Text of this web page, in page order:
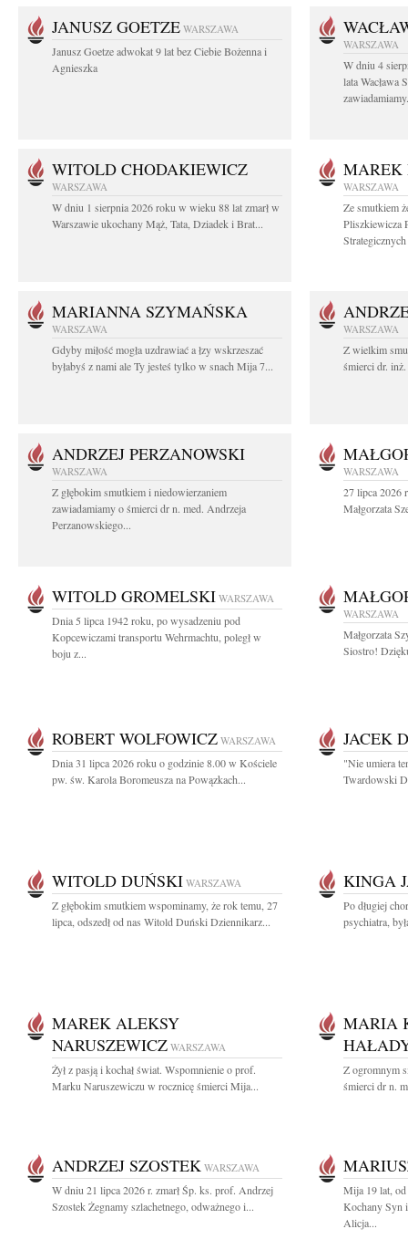
JANUSZ GOETZE WARSZAWA
Janusz Goetze adwokat 9 lat bez Ciebie Bożenna i
Agnieszka
WARSZAWA
W dniu 4
lata Wacława
WITOLD CHODAKIEWICZ
WARSZAWA
W dniu 1 sierpnia 2026 roku w wieku 88 lat zmarł w
Warszawie ukochany Mąż, Tata, Dziadek i Brat...
MAREK
WARSZAWA
Ze smutkiem
Pliszkiewicza
MARIANNA SZYMAŃSKA
WARSZAWA
Gdyby miłość mogła uzdrawiać a łzy wskrzeszać
byłabyś z nami ale Ty jesteś tylko w snach Mija 7...
WARSZAWA
Z wielkim
śmierci dr.
ANDRZEJ PERZANOWSKI
WARSZAWA
Z głębokim smutkiem i niedowierzaniem
zawiadamiamy o śmierci dr n. med. Andrzeja
Perzanowskiego...
WARSZAWA
27 lipca 2026
Małgorzata
WITOLD GROMELSKI WARSZAWA
Dnia 5 lipca 1942 roku, po wysadzeniu pod
Kopcewiczami transportu Wehrmachtu, poległ w
boju z...
WARSZAWA
Małgorzata
Siostro!
ROBERT WOLFOWICZ WARSZAWA
Dnia 31 lipca 2026 roku o godzinie 8.00 w Kościele
pw. św. Karola Boromeusza na Powązkach...
JACEK
"Nie umiera
Twardowski
WITOLD DUŃSKI WARSZAWA
Z głębokim smutkiem wspominamy, że rok temu, 27
lipca, odszedł od nas Witold Duński Dziennikarz...
KINGA
Po długiej
psychiatra,
MAREK ALEKSY
NARUSZEWICZ WARSZAWA
Żył z pasją i kochał świat. Wspomnienie o prof.
Marku Naruszewiczu w rocznicę śmierci Mija...
MARIA
Z ogromnym
śmierci dr n.
ANDRZEJ SZOSTEK WARSZAWA
W dniu 21 lipca 2026 r. zmarł Śp. ks. prof. Andrzej
Szostek Żegnamy szlachetnego, odważnego i...
Mija 19 lat,
Kochany Syn
Alicja...